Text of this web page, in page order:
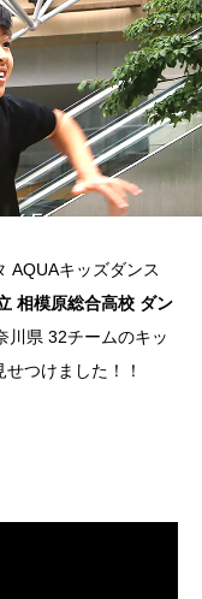
AQUAキッズダンス
相模原総合高校 ダン
川県 32チームのキッ
つけました！！